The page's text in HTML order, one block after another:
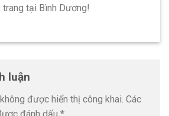
tại Bình Dương!
luận
được hiển thị công khai. Các
đánh dấu *